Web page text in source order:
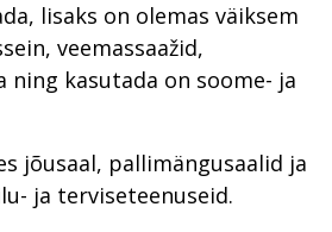
lisaks on olemas väiksem
veemassaažid,
ning kasutada on soome- ja
jõusaal, pallimängusaalid ja
ja terviseteenuseid.